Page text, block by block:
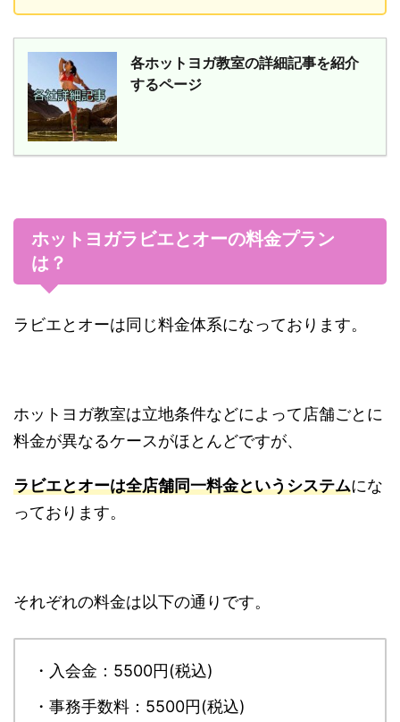
各ホットヨガ教室の詳細記事を紹介
するページ
ホットヨガラビエとオーの料金プラン
は？
ラビエとオーは同じ料金体系になっております。
ホットヨガ教室は立地条件などによって店舗ごとに
料金が異なるケースがほとんどですが、
ラビエとオーは全店舗同一料金というシステムにな
っております。
それぞれの料金は以下の通りです。
・入会金：5500円(税込)
・事務手数料：5500円(税込)